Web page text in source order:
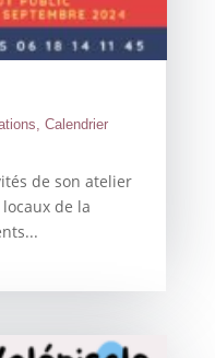
Calendrier
de son atelier
de la